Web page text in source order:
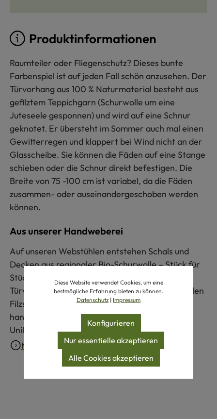
Produktinformationen
Raumteiler oder Fliegenschutz? Dieses bunte
Farbenspiel ist auf jeden Fall schön anzusehen. Der
Türvorhang aus 100 % Naturmaterial besteht aus
gefilztem Teppichgarn (Schurwolle um eine
Juteseele gesponnen) und wird auf eine Schnur
geknotet. Er übersteht im Sommer auch mal einen
Gewitterregen und klappert bei Wind nicht an der
Glasscheibe. Sie können die Fäden auf eine Stange
schieben oder die Schnur direkt befestigen. Die
Breite von 75 -100 cm ist variabel, da die Fäden
zusammen- oder auseinandergeschoben werden
können.
Aus unserer Handweberei
Auf unseren Webstühlen entstehen Schals und
Decken aus regionaler Bio-Schurwolle – Stück für
Stück in sorgfältiger Handarbeit. Auch die
Türvorhänge werden bei uns im Allgäu aus stabilen
Filzschnüren von Hand geknüpft. Durch die
handwerkliche Herstellung ist jedes Produkt ein
Unikat.
Mehr erfahren
Diese Website verwendet Cookies, um eine
bestmögliche Erfahrung bieten zu können.
Datenschutz | Impressum
Nur essentielle akzeptieren
Konfigurieren
Alle Cookies akzeptieren